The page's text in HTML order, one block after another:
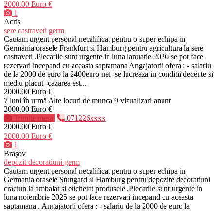
2000.00 Euro €
1
Acriș
sere castraveti germ
Cautam urgent personal necalificat pentru o super echipa in
Germania orasele Frankfurt si Hamburg pentru agricultura la sere
castraveti .Plecarile sunt urgente in luna ianuarie 2026 se pot face
rezervari incepand cu aceasta saptamana Angajatorii ofera : - salariu
de la 2000 de euro la 2400euro net -se lucreaza in conditii decente si
mediu placut -cazarea est...
2000.00 Euro €
7 luni în urmă Alte locuri de munca 9 vizualizari anunt
2000.00 Euro €
Trimite mesaj
071226xxxx
2000.00 Euro €
2000.00 Euro €
1
Braşov
depozit decoratiuni germ
Cautam urgent personal necalificat pentru o super echipa in
Germania orasele Stuttgard si Hamburg pentru depozite decoratiuni
craciun la ambalat si etichetat produsele .Plecarile sunt urgente in
luna noiembrie 2025 se pot face rezervari incepand cu aceasta
saptamana . Angajatorii ofera : - salariu de la 2000 de euro la